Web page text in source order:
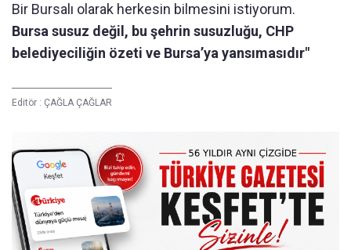
Bir Bursalı olarak herkesin bilmesini istiyorum.
Bursa susuz değil, bu şehrin susuzluğu, CHP
belediyeciliğin özeti ve Bursa’ya yansımasıdır"
Editör : ÇAĞLA ÇAĞLAR